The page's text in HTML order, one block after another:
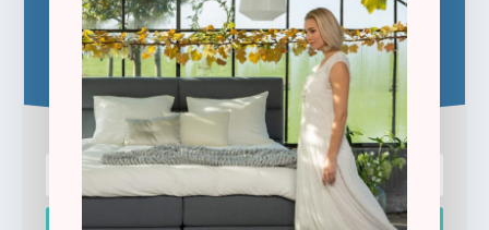
Blijf op de hoogte!
Schrijf u hier in voor de gratis e-newsletter.